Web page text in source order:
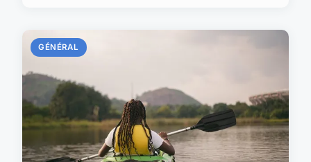
GÉNÉRAL